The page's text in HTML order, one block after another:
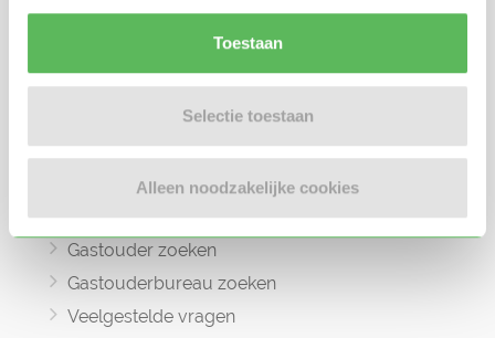
Toestaan
Selectie toestaan
Alleen noodzakelijke cookies
brengen.
Oppas zoeken
Oppaswerk zoeken
Gastouder zoeken
Gastouderbureau zoeken
Veelgestelde vragen